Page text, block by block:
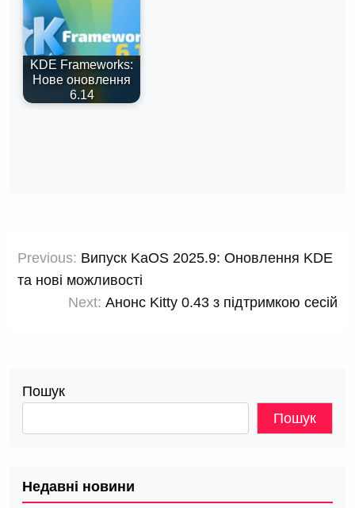
KDE Frameworks:
Нове оновлення
6.14
записів
Previous: Випуск KaOS 2025.9: Оновлення KDE
та нові можливості
Next: Анонс Kitty 0.43 з підтримкою сесій
Пошук
Пошук
Недавні новини